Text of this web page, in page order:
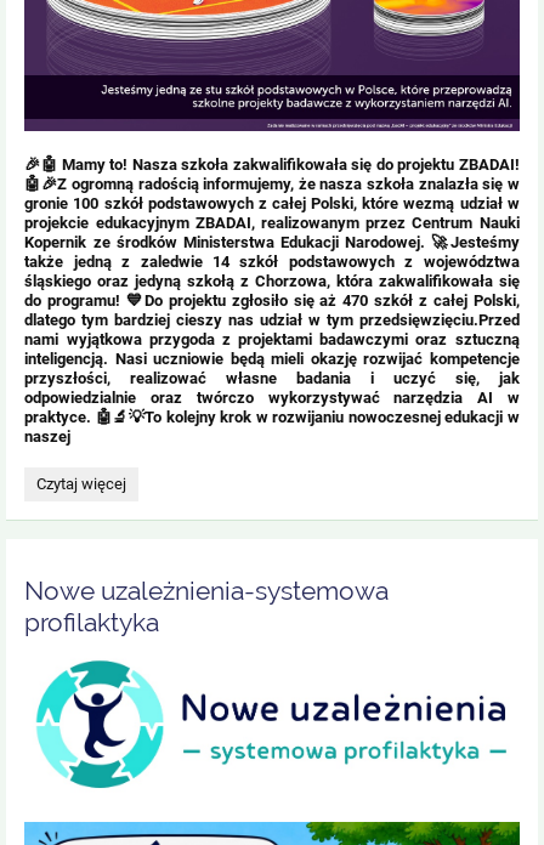
🎉🤖 Mamy to! Nasza szkoła zakwalifikowała się do projektu ZBADAI!
🤖🎉Z ogromną radością informujemy, że nasza szkoła znalazła się w
gronie 100 szkół podstawowych z całej Polski, które wezmą udział w
projekcie edukacyjnym ZBADAI, realizowanym przez Centrum Nauki
Kopernik ze środków Ministerstwa Edukacji Narodowej. 🚀Jesteśmy
także jedną z zaledwie 14 szkół podstawowych z województwa
śląskiego oraz jedyną szkołą z Chorzowa, która zakwalifikowała się
do programu! 💙Do projektu zgłosiło się aż 470 szkół z całej Polski,
dlatego tym bardziej cieszy nas udział w tym przedsięwzięciu.Przed
nami wyjątkowa przygoda z projektami badawczymi oraz sztuczną
inteligencją. Nasi uczniowie będą mieli okazję rozwijać kompetencje
przyszłości, realizować własne badania i uczyć się, jak
odpowiedzialnie oraz twórczo wykorzystywać narzędzia AI w
praktyce. 🤖🔬💡To kolejny krok w rozwijaniu nowoczesnej edukacji w
naszej
Projekt
Czytaj więcej
Nowe uzależnienia-systemowa
profilaktyka